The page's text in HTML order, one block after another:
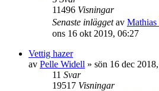
11496 Visningar
Senaste inläggetav
ons 16 okt 2019, 06:27
Vettig hazer
av Pelle Widell » sön 16 dec
11 Svar
19517 Visningar